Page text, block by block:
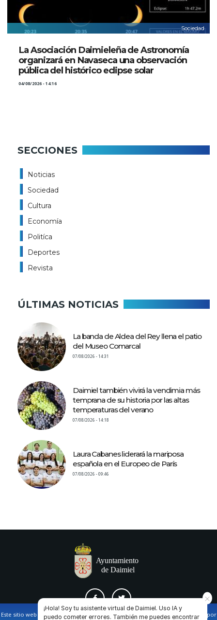
Sociedad
La Asociación Daimieleña de Astronomía
organizará en Navaseca una observación
pública del histórico eclipse solar
04/08/2026 - 14:16
SECCIONES
Noticias
Sociedad
Cultura
Economía
Politíca
Deportes
Revista
ÚLTIMAS NOTICIAS
La banda de Aldea del Rey llena el patio
del Museo Comarcal
07/08/2026 - 14:31
Daimiel también vivirá la vendimia más
temprana de su historia por las altas
temperaturas del verano
07/08/2026 - 14:18
Laura Cabanes liderará la mariposa
española en el Europeo de París
07/08/2026 - 09:46
Este sitio web utiliza cookies propias y de terceros para facilitar la navegación por
¡Hola! Soy tu asistente virtual de Daimiel. Uso IA y
puedo cometer errores. También me puedes encontrar